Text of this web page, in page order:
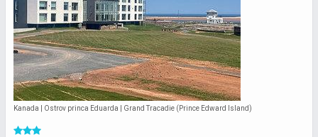
Kanada | Ostrov princa Eduarda | Grand Tracadie (Prince Edward Island)